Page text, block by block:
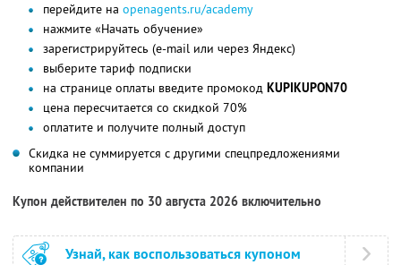
перейдите на openagents.ru/academy
нажмите «Начать обучение»
зарегистрируйтесь (e-mail или через Яндекс)
выберите тариф подписки
на странице оплаты введите промокод KUPIKUPON70
цена пересчитается со скидкой 70%
оплатите и получите полный доступ
Скидка не суммируется с другими спецпредложениями
компании
Купон действителен по 30 августа 2026 включительно
Узнай, как воспользоваться купоном